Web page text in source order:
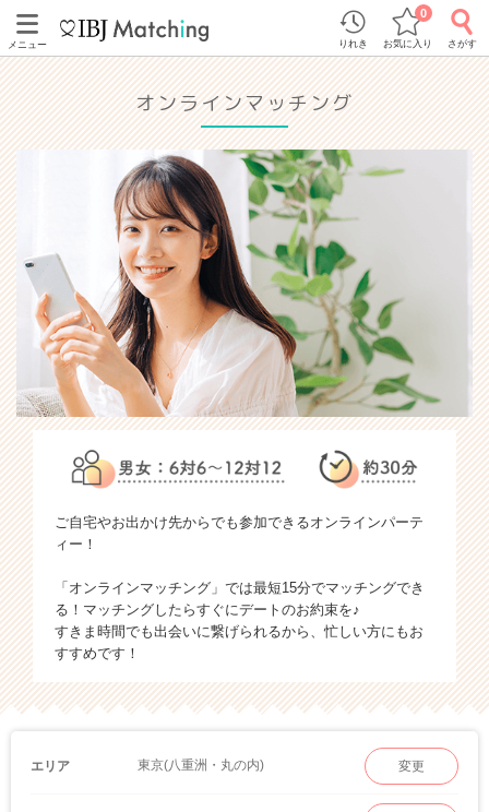
メニュー りれき お気に入り
0
さがす
オンラインマッチング
ご自宅やお出かけ先からでも参加できるオンラインパーテ
ィー！
「オンラインマッチング」では最短15分でマッチングでき
る！マッチングしたらすぐにデートのお約束を♪
すきま時間でも出会いに繋げられるから、忙しい方にもお
すすめです！
エリア 東京(八重洲・丸の内) 変更